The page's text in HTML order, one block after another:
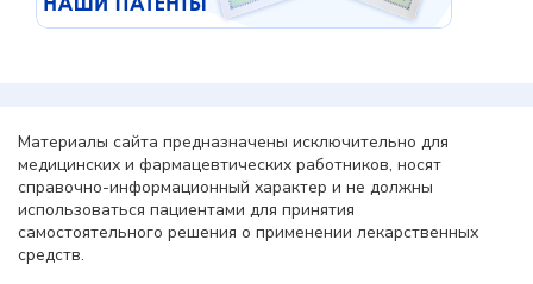
Материалы сайта предназначены исключительно для
медицинских и фармацевтических работников, носят
справочно-информационный характер и не должны
использоваться пациентами для принятия
самостоятельного решения о применении лекарственных
средств.